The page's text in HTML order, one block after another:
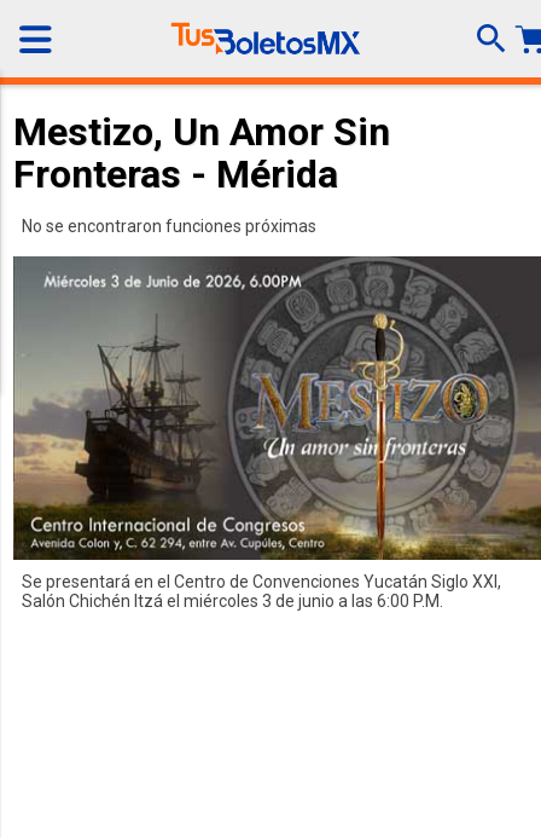
Mestizo, Un Amor Sin
Fronteras - Mérida
No se encontraron funciones próximas
Se presentará en el Centro de Convenciones Yucatán Siglo XXI,
Salón Chichén Itzá el miércoles 3 de junio a las 6:00 P.M.